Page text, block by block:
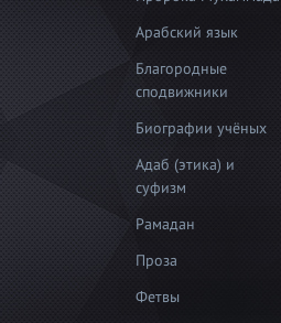
Арабский язык
Благородные
сподвижники
Биографии учёных
Адаб (этика) и
суфизм
Рамадан
Проза
Фетвы